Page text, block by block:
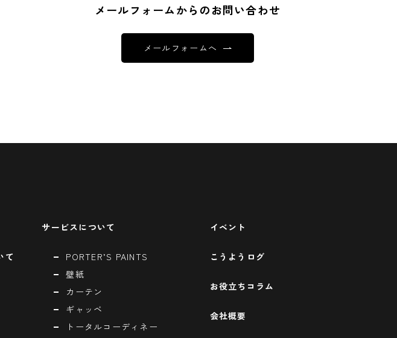
メールフォームからのお問い合わせ
メールフォームへ
て
サービスについて
PORTER’S PAINTS
壁紙
カーテン
ギャッベ
トータルコーディネー
イベント
こうようログ
お役立ちコラム
会社概要